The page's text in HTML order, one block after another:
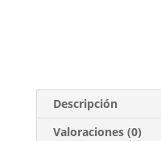
Descripción
Valoraciones (0)